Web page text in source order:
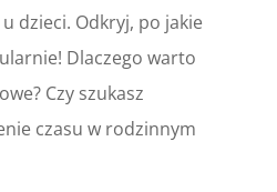
dzieci. Odkryj, po jakie
Dlaczego warto
Czy szukasz
czasu w rodzinnym